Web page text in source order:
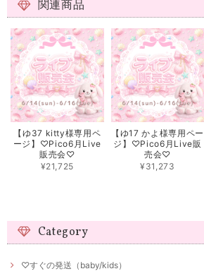
関連商品
【ゆ37 kitty様専用ペ
ージ】♡Pico6月Live
販売会♡
¥21,725
【ゆ17 かよ様専用ペー
ジ】♡Pico6月Live販
売会♡
¥31,273
Category
♡すぐの発送（baby/kids）